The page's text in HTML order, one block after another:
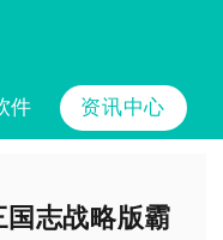
件 资讯中心
志战略版霸